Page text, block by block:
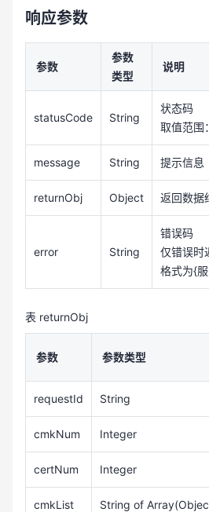
响应参数
参数
参数
类型
说明
statusCode String
状态码
取值范围
message String 提示信息
returnObj Object 返回数据
error String
错误码
仅错误时
格式为{
表 returnObj
参数 参数类型
requestId String
cmkNum Integer
certNum Integer
cmkList String of